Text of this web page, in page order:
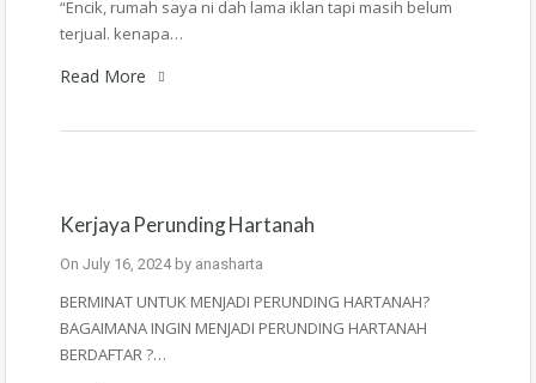
“Encik, rumah saya ni dah lama iklan tapi masih belum
terjual. kenapa…
Read More
Kerjaya Perunding Hartanah
On July 16, 2024 by anasharta
BERMINAT UNTUK MENJADI PERUNDING HARTANAH?
BAGAIMANA INGIN MENJADI PERUNDING HARTANAH
BERDAFTAR ?…